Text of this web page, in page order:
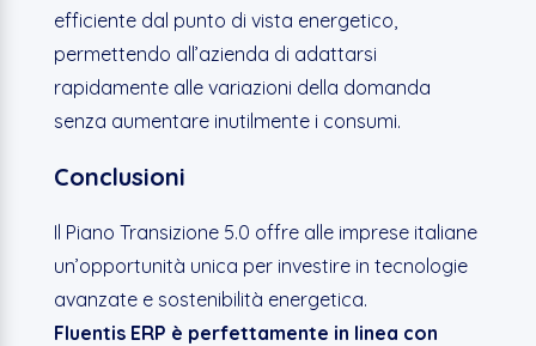
efficiente dal punto di vista energetico,
permettendo all’azienda di adattarsi
rapidamente alle variazioni della domanda
senza aumentare inutilmente i consumi.
Conclusioni
Il Piano Transizione 5.0 offre alle imprese italiane
un’opportunità unica per investire in tecnologie
avanzate e sostenibilità energetica.
Fluentis ERP è perfettamente in linea con